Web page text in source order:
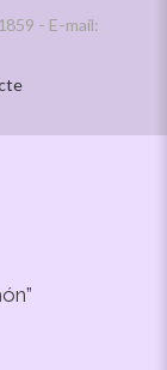
- E-mail: